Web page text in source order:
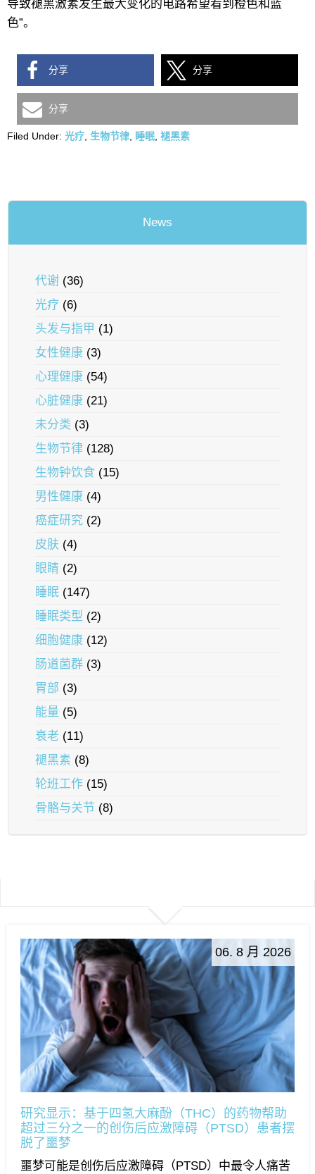
导致褪黑激素发生最大变化的电路希望看到橙色和蓝
色”。
分享 分享
分享
Filed Under: 光疗 生物节律 睡眠 褪黑素
News
代谢 (36)
光疗 (6)
头发与指甲 (1)
女性健康 (3)
心理健康 (54)
心脏健康 (21)
未分类 (3)
生物节律 (128)
生物钟饮食 (15)
男性健康 (4)
癌症研究 (2)
皮肤 (4)
眼睛 (2)
睡眠 (147)
睡眠类型 (2)
细胞健康 (12)
肠道菌群 (3)
胃部 (3)
能量 (5)
衰老 (11)
褪黑素 (8)
轮班工作 (15)
骨骼与关节 (8)
06. 8 月 2026
研究显示：基于四氢大麻酚（THC）的药物帮助
超过三分之一的创伤后应激障碍（PTSD）患者摆
脱了噩梦
噩梦可能是创伤后应激障碍（PTSD）中最令人痛苦